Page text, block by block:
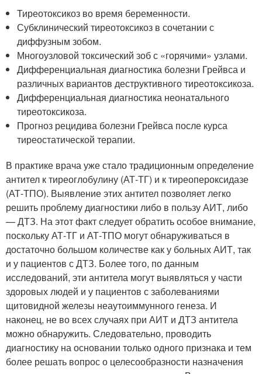
Тиреотоксикоз во время беременности.
Субклинический тиреотоксикоз в сочетании с
диффузным зобом.
Многоузловой токсический зоб с «горячими» узлами.
Дифференциальная диагностика болезни Грейвса и
различных вариантов деструктивного тиреотоксикоза.
Дифференциальная диагностика неонатального
тиреотоксикоза.
Прогноз рецидива болезни Грейвса после курса
тиреостатической терапии.
В практике врача уже стало традиционным определение
антител к тиреоглобулину (АТ-ТГ) и к тиреопероксидазе
(АТ-ТПО). Выявление этих антител позволяет легко
решить проблему диагностики либо в пользу АИТ, либо
— ДТЗ. На этот факт следует обратить особое внимание,
поскольку АТ-ТГ и АТ-ТПО могут обнаруживаться в
достаточно большом количестве как у больных АИТ, так
и у пациентов с ДТЗ. Более того, по данным
исследований, эти антитела могут выявляться у части
здоровых людей и у пациентов с заболеваниями
щитовидной железы неаутоиммунного генеза. И
наконец, не во всех случаях при АИТ и ДТЗ антитела
можно обнаружить. Следовательно, проводить
диагностику на основании только одного признака и тем
более решать вопрос о целесообразности назначения